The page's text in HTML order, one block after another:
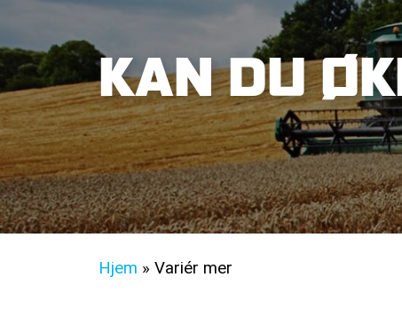
KAN DU
Hjem » Variér mer